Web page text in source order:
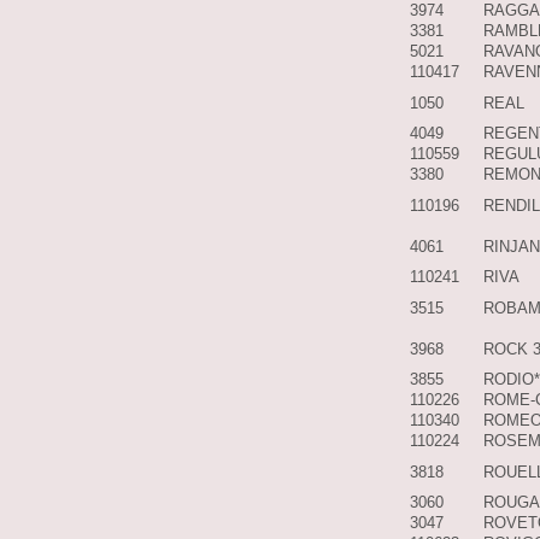
3974
3381
5021
110417
1050
REAL
4049
110559
3380
110196
4061
110241
RIVA
3515
3968
ROCK
3855
RODIO*
110226
110340
110224
3818
3060
ROUGA
3047